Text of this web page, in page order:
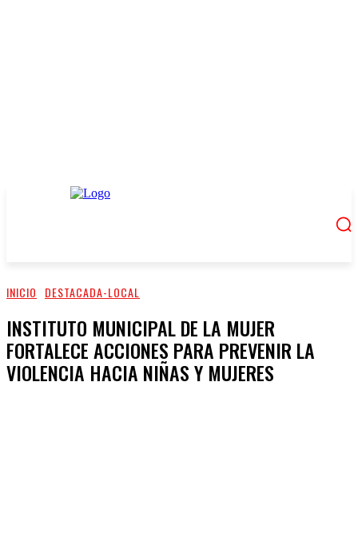
INICIO DESTACADA-LOCAL
INSTITUTO MUNICIPAL DE LA MUJER
FORTALECE ACCIONES PARA PREVENIR LA
VIOLENCIA HACIA NIÑAS Y MUJERES